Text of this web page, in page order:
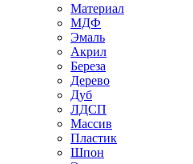
Материал
МДФ
Эмаль
Акрил
Береза
Дерево
Дуб
ЛДСП
Массив
Пластик
Шпон